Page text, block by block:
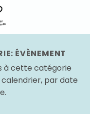
ÉVÈNEMENT
à cette catégorie
par date